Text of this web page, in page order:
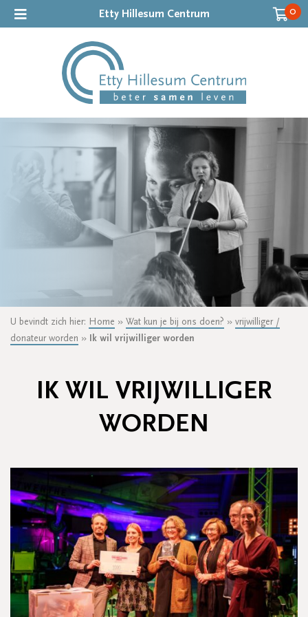
Etty Hillesum Centrum 0
U bevindt zich hier: Home » Wat kun je bij ons doen? » vrijwilliger /
donateur worden » Ik wil vrijwilliger worden
IK WIL VRIJWILLIGER
WORDEN